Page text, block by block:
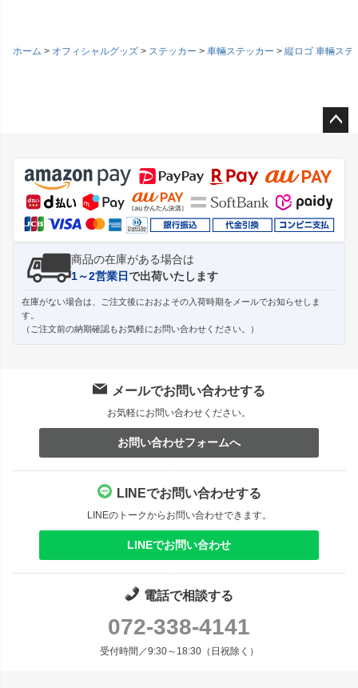
ホーム オフィシャルグッズ ステッカー 車輛ステッカー 縦ロゴ 車輛ステ
ジト
ップ
へ
商品の在庫がある場合は
1～2営業日で出荷いたします
在庫がない場合は、ご注文後におおよその入荷時期をメールでお知らせしま
す。
（ご注文前の納期確認もお気軽にお問い合わせください。）
メールでお問い合わせする
お気軽にお問い合わせください。
お問い合わせフォームへ
LINEでお問い合わせする
LINEのトークからお問い合わせできます。
LINEでお問い合わせ
電話で相談する
072-338-4141
受付時間／9:30～18:30（日祝除く）